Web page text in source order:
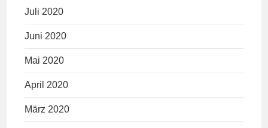
Juli 2020
Juni 2020
Mai 2020
April 2020
März 2020